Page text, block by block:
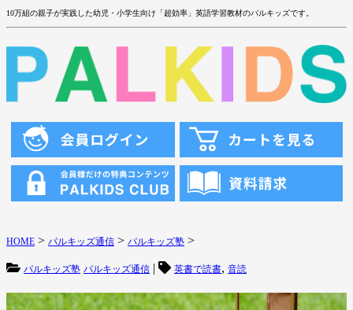
10万組の親子が実践した幼児・小学生向け「超効率」英語学習教材のパルキッズです。
HOME > パルキッズ通信 > パルキッズ塾 >
パルキッズ塾 パルキッズ通信 | 英書で読書, 音読